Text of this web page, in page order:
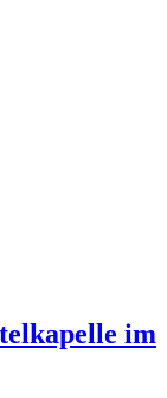
im